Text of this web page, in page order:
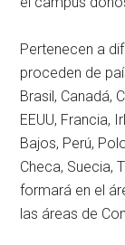
Pertenecen a
proceden de
Brasil, Canadá,
EEUU, Francia,
Bajos, Perú,
Checa, Suecia,
formará en el
las áreas de